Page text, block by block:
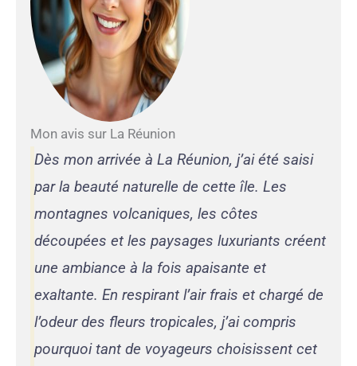
Mon avis sur La Réunion
Dès mon arrivée à La Réunion, j’ai été saisi
par la beauté naturelle de cette île. Les
montagnes volcaniques, les côtes
découpées et les paysages luxuriants créent
une ambiance à la fois apaisante et
exaltante. En respirant l’air frais et chargé de
l’odeur des fleurs tropicales, j’ai compris
pourquoi tant de voyageurs choisissent cet